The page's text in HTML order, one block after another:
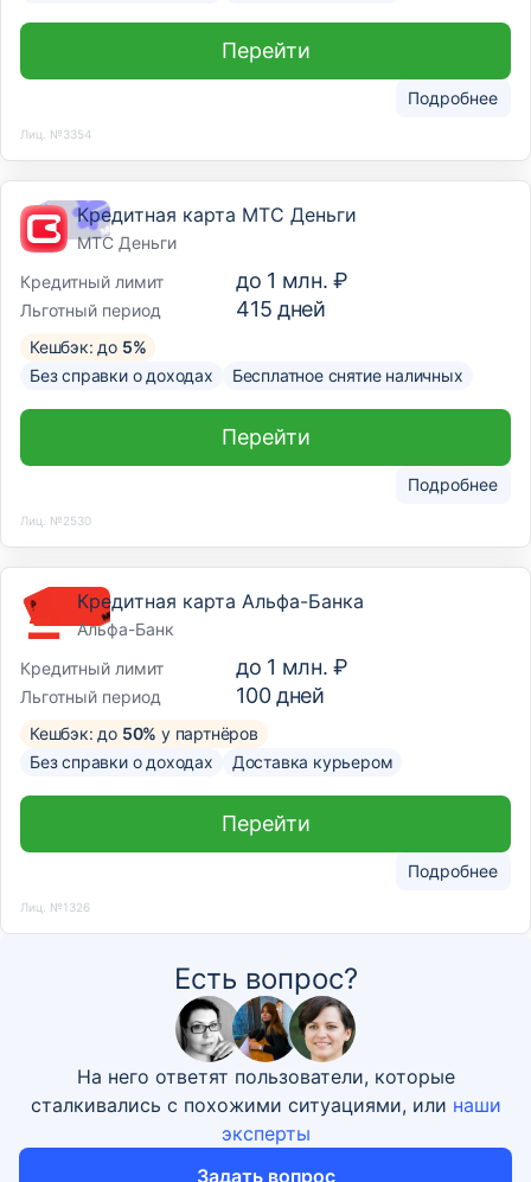
Подробнее
Перейти
Лиц. №3354
Кредитная карта МТС Деньги
МТС Деньги
Кредитный лимит
до 1 млн. ₽
Льготный период 415 дней
Кешбэк: до 5%
Без справки о доходах
Бесплатное снятие наличных
Подробнее
Перейти
Лиц. №2530
Кредитная карта Альфа-Банка
Альфа-Банк
Кредитный лимит
до 1 млн. ₽
Льготный период 100дней
Кешбэк: до 50% у партнёров
Без справки о доходах
Доставка курьером
Подробнее
Перейти
Лиц. №1326
Есть вопрос?
На него ответят пользователи, которые
сталкивались с похожими ситуациями, или наши
эксперты
Задать вопрос